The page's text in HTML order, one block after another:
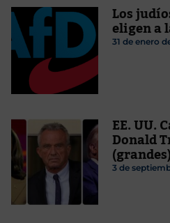
Los
eligen a
31 de enero
EE. UU.
Donald
3 de